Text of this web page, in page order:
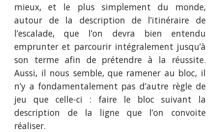
mieux, et le plus simplement du monde,
autour de la description de l’itinéraire de
l’escalade, que l’on devra bien entendu
emprunter et parcourir intégralement jusqu’à
son terme afin de prétendre à la réussite.
Aussi, il nous semble, que ramener au bloc, il
n’y a fondamentalement pas d’autre règle de
jeu que celle-ci : faire le bloc suivant la
description de la ligne que l’on convoite
réaliser.